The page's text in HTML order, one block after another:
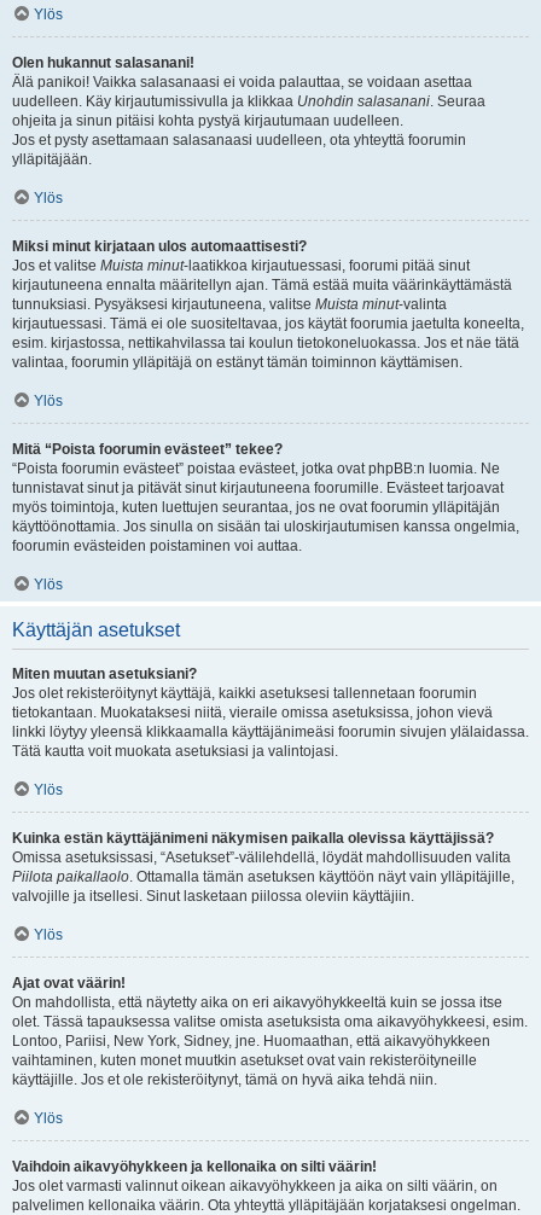
Ylös
Olen hukannut salasanani!
Älä panikoi! Vaikka salasanaasi ei voida palauttaa, se voidaan asettaa
uudelleen. Käy kirjautumissivulla ja klikkaa Unohdin salasanani. Seuraa
ohjeita ja sinun pitäisi kohta pystyä kirjautumaan uudelleen.
Jos et pysty asettamaan salasanaasi uudelleen, ota yhteyttä foorumin
ylläpitäjään.
Ylös
Miksi minut kirjataan ulos automaattisesti?
Jos et valitse Muista minut-laatikkoa kirjautuessasi, foorumi pitää sinut
kirjautuneena ennalta määritellyn ajan. Tämä estää muita väärinkäyttämästä
tunnuksiasi. Pysyäksesi kirjautuneena, valitse Muista minut-valinta
kirjautuessasi. Tämä ei ole suositeltavaa, jos käytät foorumia jaetulta koneelta,
esim. kirjastossa, nettikahvilassa tai koulun tietokoneluokassa. Jos et näe tätä
valintaa, foorumin ylläpitäjä on estänyt tämän toiminnon käyttämisen.
Ylös
Mitä “Poista foorumin evästeet” tekee?
“Poista foorumin evästeet” poistaa evästeet, jotka ovat phpBB:n luomia. Ne
tunnistavat sinut ja pitävät sinut kirjautuneena foorumille. Evästeet tarjoavat
myös toimintoja, kuten luettujen seurantaa, jos ne ovat foorumin ylläpitäjän
käyttöönottamia. Jos sinulla on sisään tai uloskirjautumisen kanssa ongelmia,
foorumin evästeiden poistaminen voi auttaa.
Ylös
Käyttäjän asetukset
Miten muutan asetuksiani?
Jos olet rekisteröitynyt käyttäjä, kaikki asetuksesi tallennetaan foorumin
tietokantaan. Muokataksesi niitä, vieraile omissa asetuksissa, johon vievä
linkki löytyy yleensä klikkaamalla käyttäjänimeäsi foorumin sivujen ylälaidassa.
Tätä kautta voit muokata asetuksiasi ja valintojasi.
Ylös
Kuinka estän käyttäjänimeni näkymisen paikalla olevissa käyttäjissä?
Omissa asetuksissasi, “Asetukset”-välilehdellä, löydät mahdollisuuden valita
Piilota paikallaolo. Ottamalla tämän asetuksen käyttöön näyt vain ylläpitäjille,
valvojille ja itsellesi. Sinut lasketaan piilossa oleviin käyttäjiin.
Ylös
Ajat ovat väärin!
On mahdollista, että näytetty aika on eri aikavyöhykkeeltä kuin se jossa itse
olet. Tässä tapauksessa valitse omista asetuksista oma aikavyöhykkeesi, esim.
Lontoo, Pariisi, New York, Sidney, jne. Huomaathan, että aikavyöhykkeen
vaihtaminen, kuten monet muutkin asetukset ovat vain rekisteröityneille
käyttäjille. Jos et ole rekisteröitynyt, tämä on hyvä aika tehdä niin.
Ylös
Vaihdoin aikavyöhykkeen ja kellonaika on silti väärin!
Jos olet varmasti valinnut oikean aikavyöhykkeen ja aika on silti väärin, on
palvelimen kellonaika väärin. Ota yhteyttä ylläpitäjään korjataksesi ongelman.